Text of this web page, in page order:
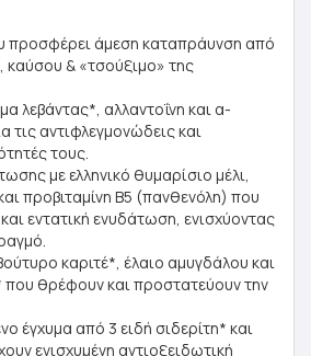
προσφέρει άμεση καταπράυνση από
& «τσούξιμο» της
λεβάντας*, αλλαντοΐνη και α-
τις αντιφλεγμονώδεις και
τους.
με ελληνικό θυμαρίσιο μέλι,
προβιταμίνη B5 (πανθενόλη) που
εντατική ενυδάτωση, ενισχύοντας
καριτέ*, έλαιο αμυγδάλου και
που θρέφουν και προστατεύουν την
έγχυμα από 3 ειδή σιδερίτη* και
ενισχυμένη αντιοξειδωτική